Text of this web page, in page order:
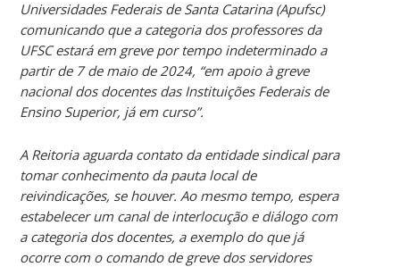
Universidades Federais de Santa Catarina (Apufsc)
comunicando que a categoria dos professores da
UFSC estará em greve por tempo indeterminado a
partir de 7 de maio de 2024, “em apoio à greve
nacional dos docentes das Instituições Federais de
Ensino Superior, já em curso”.
A Reitoria aguarda contato da entidade sindical para
tomar conhecimento da pauta local de
reivindicações, se houver. Ao mesmo tempo, espera
estabelecer um canal de interlocução e diálogo com
a categoria dos docentes, a exemplo do que já
ocorre com o comando de greve dos servidores